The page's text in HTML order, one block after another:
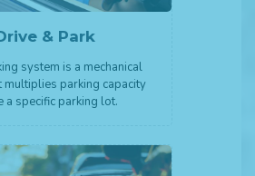
& Park
system is a mechanical
multiplies parking capacity
a specific parking lot.